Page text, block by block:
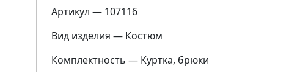
Артикул — 107116
Вид изделия — Костюм
Комплектность — Куртка, брюки